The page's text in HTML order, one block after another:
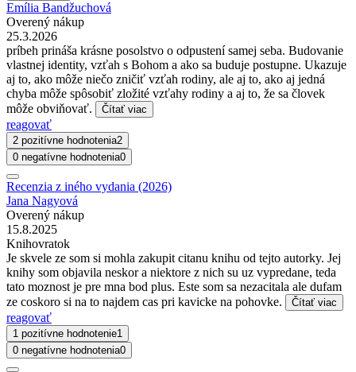
Emília Bandžuchová
Overený nákup
25.3.2026
príbeh prináša krásne posolstvo o odpustení samej seba. Budovanie
vlastnej identity, vzťah s Bohom a ako sa buduje postupne. Ukazuje
aj to, ako môže niečo zničiť vzťah rodiny, ale aj to, ako aj jedná
chyba môže spôsobiť zložité vzťahy rodiny a aj to, že sa človek
môže obviňovať.
Čítať viac
reagovať
2 pozitívne hodnotenia2
0 negatívne hodnotenia0
Recenzia z iného vydania (2026)
Jana Nagyová
Overený nákup
15.8.2025
Knihovratok
Je skvele ze som si mohla zakupit citanu knihu od tejto autorky. Jej
knihy som objavila neskor a niektore z nich su uz vypredane, teda
tato moznost je pre mna bod plus. Este som sa nezacitala ale dufam
ze coskoro si na to najdem cas pri kavicke na pohovke.
Čítať viac
reagovať
1 pozitívne hodnotenie1
0 negatívne hodnotenia0